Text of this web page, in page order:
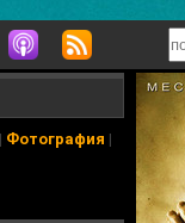
| Фотография |